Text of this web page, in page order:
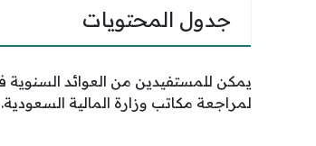
جدول المحتويات
يمكن للمستفيدين من العوائد
لمراجعة مكاتب وزارة المالية السعودية.